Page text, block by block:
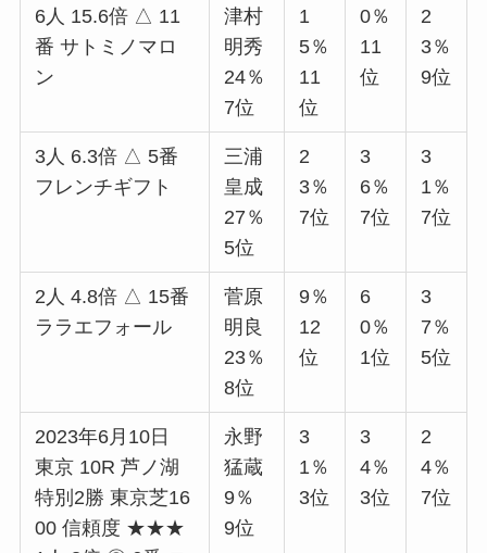
6人 15.6倍 △ 11
番 サトミノマロ
ン
津村
明秀
24％
7位
1
5％
11
位
0％
11
位
2
3％
9位
3人 6.3倍 △ 5番
フレンチギフト
三浦
皇成
27％
5位
2
3％
7位
3
6％
7位
3
1％
7位
2人 4.8倍 △ 15番
ララエフォール
菅原
明良
23％
8位
9％
12
位
6
0％
1位
3
7％
5位
2023年6月10日
東京 10R 芦ノ湖
特別2勝 東京芝16
00 信頼度 ★★★
永野
猛蔵
9％
9位
3
1％
3位
3
4％
3位
2
4％
7位